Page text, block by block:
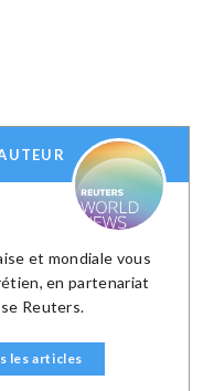
et mondiale vous
en partenariat
Reuters.
les articles